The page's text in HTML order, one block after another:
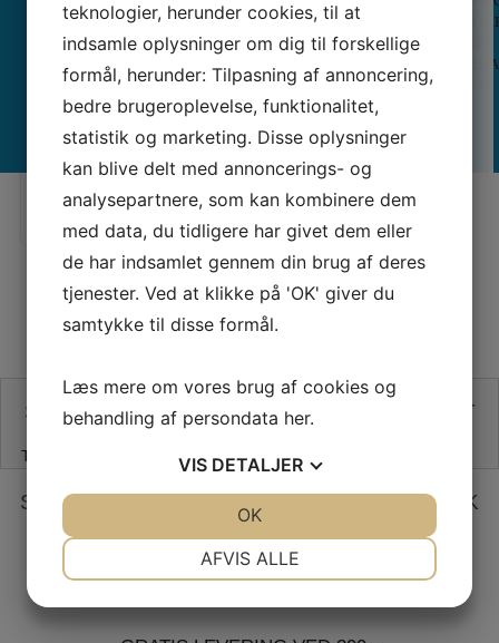
SYMASKINER
TIL BØRN
OVERLOCKERE
MED LUFT
TRÅDNING
ALLE
COVERLOCKERE
ALLE
BRODERIMASKINER
Tråd
Broderimaskiner
× LUK
KAI RULLEKNIV 5028 (28 MM)
120,00KR
SINGER -
SE VORES ANMELDELSER PÅ TRUSTPILOT
Trustpilot
SIKKER HANDEL PÅ SYMASKINETORVET.DK
teknologier, herunder cookies, til at
indsamle oplysninger om dig til forskellige
formål, herunder: Tilpasning af annoncering,
bedre brugeroplevelse, funktionalitet,
statistik og marketing. Disse oplysninger
kan blive delt med annoncerings- og
analysepartnere, som kan kombinere dem
med data, du tidligere har givet dem eller
de har indsamlet gennem din brug af deres
tjenester. Ved at klikke på 'OK' giver du
samtykke til disse formål.
Læs mere om vores brug af cookies og
behandling af persondata her.
VIS DETALJER
AFVIS ALLE
OK